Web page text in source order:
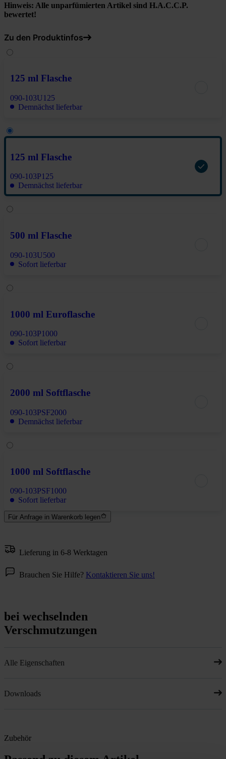
Hinweis: Alle unparfümierten Artikel sind H.A.C.C.P.
bewertet!
Zu den Produktinfos
125 ml Flasche
090-103U125
Demnächst lieferbar
125 ml Flasche
090-103P125
Demnächst lieferbar
500 ml Flasche
090-103U500
Sofort lieferbar
1000 ml Euroflasche
090-103P1000
Sofort lieferbar
2000 ml Softflasche
090-103PSF2000
Demnächst lieferbar
1000 ml Softflasche
090-103PSF1000
Sofort lieferbar
Für Anfrage in Warenkorb legen
Lieferung in 6-8 Werktagen
Brauchen Sie Hilfe? Kontaktieren Sie uns!
bei wechselnden
Verschmutzungen
Alle Eigenschaften
Downloads
Zubehör